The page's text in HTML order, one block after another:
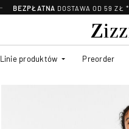
BEZPŁATNA DOSTAWA OD 59 ZŁ *
Linie produktów Preorder